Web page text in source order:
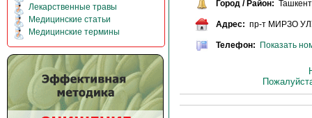
Лекарственные травы
Медицинские статьи
Медицинские термины
Город / Район:
Адрес: пр-т МИРЗО
Телефон: Показать